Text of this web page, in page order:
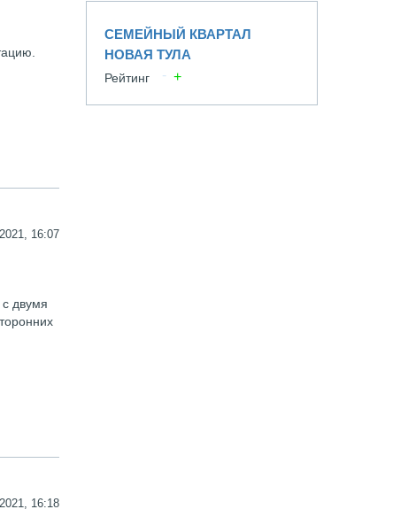
16:07
двумя
16:18
СЕМЕЙНЫЙ КВАРТАЛ
НОВАЯ ТУЛА
Рейтинг